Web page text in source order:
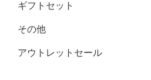
ギフトセット
その他
アウトレットセール